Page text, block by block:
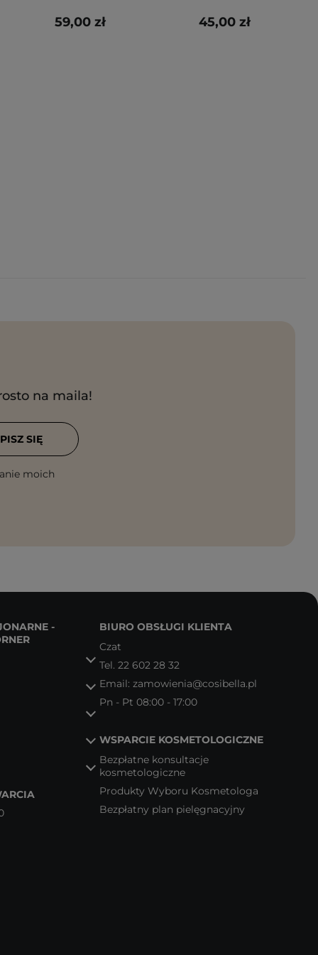
59,00 zł 45,00 zł
na maila!
moich
SIĘ
-
BIURO OBSŁUGI KLIENTA
Czat
Tel. 22 602 28 32
Email: zamowienia@cosibella.pl
Pn - Pt 08:00 - 17:00
WSPARCIE KOSMETOLOGICZNE
Bezpłatne konsultacje
kosmetologiczne
Produkty Wyboru Kosmetologa
Bezpłatny plan pielęgnacyjny